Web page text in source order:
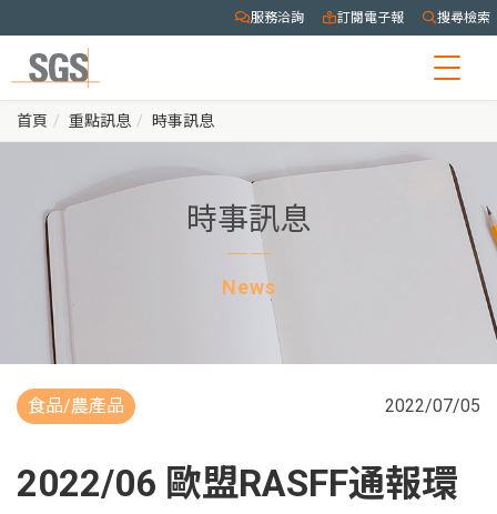
服務洽詢 訂閱電子報 搜尋檢索
首頁 重點訊息 時事訊息
時事訊息
News
食品/農產品 2022/07/05
2022/06 歐盟RASFF通報環